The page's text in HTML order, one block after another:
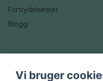
Fortrydelsesret
Blogg
Instagram
Vi bruger